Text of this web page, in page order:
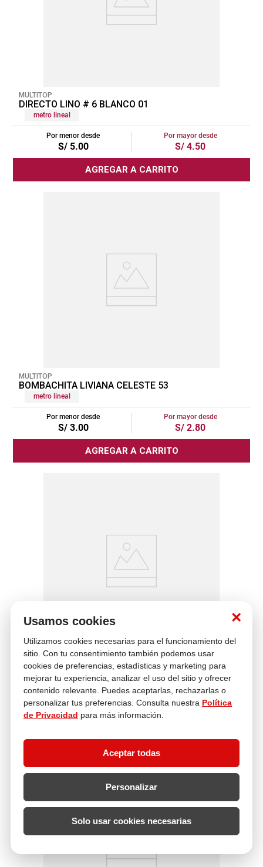
×
Usamos cookies
Utilizamos cookies necesarias para el funcionamiento del
sitio. Con tu consentimiento también podemos usar
cookies de preferencias, estadísticas y marketing para
mejorar tu experiencia, analizar el uso del sitio y ofrecer
contenido relevante. Puedes aceptarlas, rechazarlas o
personalizar tus preferencias. Consulta nuestra Política
de Privacidad para más información.
Aceptar todas
Personalizar
Solo usar cookies necesarias
MULTITOP
DIRECTO LINO # 6 BLANCO 01
metro lineal
Por menor desde
S/ 5.00
Por mayor desde
S/ 4.50
AGREGAR A CARRITO
MULTITOP
BOMBACHITA LIVIANA CELESTE 53
metro lineal
Por menor desde
S/ 3.00
Por mayor desde
S/ 2.80
AGREGAR A CARRITO
MULTITOP
BOMBACHITA LIVIANA ROSADO 57
metro lineal
S/ 3.00
Por mayor desde
S/ 2.80